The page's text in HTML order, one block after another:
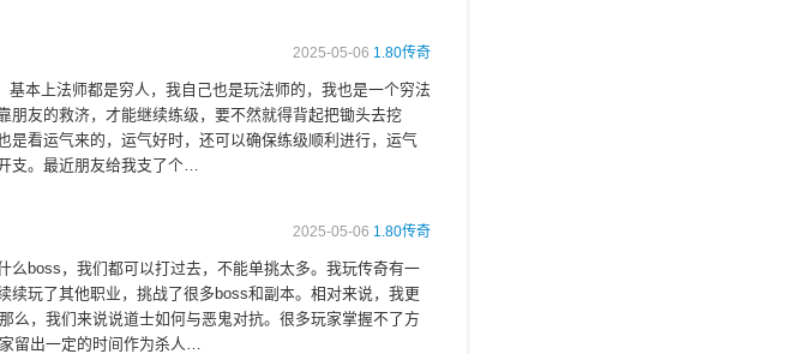
2025-05-06 1.80传奇
本上法师都是穷人，我自己也是玩法师的，我也是一个穷法
朋友的救济，才能继续练级，要不然就得背起把锄头去挖
是看运气来的，运气好时，还可以确保练级顺利进行，运气
支。最近朋友给我支了个…
2025-05-06 1.80传奇
么boss，我们都可以打过去，不能单挑太多。我玩传奇有一
续玩了其他职业，挑战了很多boss和副本。相对来说，我更
么，我们来说说道士如何与恶鬼对抗。很多玩家掌握不了方
留出一定的时间作为杀人…